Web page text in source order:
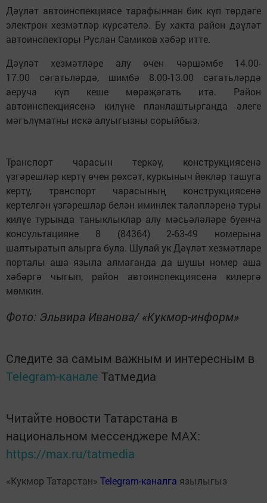
Дәүләт автоинспекциясе тарафыннан бик күп төрдәге
электрон хезмәтләр күрсәтелә. Бу хакта район дәүләт
автоинспекторы Руслан Самиков хәбәр итте.
Дәүләт хезмәтләре алу өчен чәршәмбе 14.00-
17.00 сәгатьләрдә, шимбә 8.00-13.00 сәгатьләрдә
аеруча күп кеше мөрәҗәгать итә. Район
автоинспекциясенә килүне планлаштырганда әлеге
мәгълүматны искә алуыгызны сорыйбыз.
Транспорт чарасын теркәү, конструкциясенә
үзгәрешләр кертү өчен рөхсәт, куркыныч йөкләр ташуга
кертү, транспорт чарасының конструкциясенә
кертелгән үзгәрешләр белән иминлек таләпләренә туры
килүе турында таныклыклар алу мәсьәләләре буенча
консультацияне 8 (84364) 2-63-49 номерына
шалтыратып алырга була. Шулай ук Дәүләт хезмәтләре
порталы аша языла алмаганда да шушы номер аша
хәбәргә чыгып, район автоинспекциясенә килергә
мөмкин.
Фото: Эльвира Иванова/ «Кукмор-информ»
Следите за самым важным и интересным в
Telegram-канале Татмедиа
Читайте новости Татарстана в
национальном мессенджере MАХ:
https://max.ru/tatmedia
«Кукмор Татарстан» Telegram-каналга язылыгыз